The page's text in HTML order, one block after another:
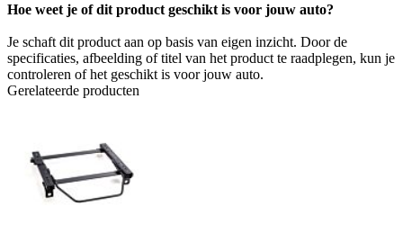
Hoe weet je of dit product geschikt is voor jouw auto?
Je schaft dit product aan op basis van eigen inzicht. Door de
specificaties, afbeelding of titel van het product te raadplegen, kun je
controleren of het geschikt is voor jouw auto.
Gerelateerde producten